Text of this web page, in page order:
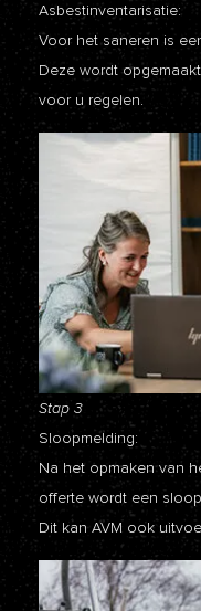
Asbestinventarisatie:
Voor het saneren is
Deze wordt
voor u regelen.
Stap 3
Sloopmelding:
Na het opmaken van
offerte wordt een
Dit kan AVM ook